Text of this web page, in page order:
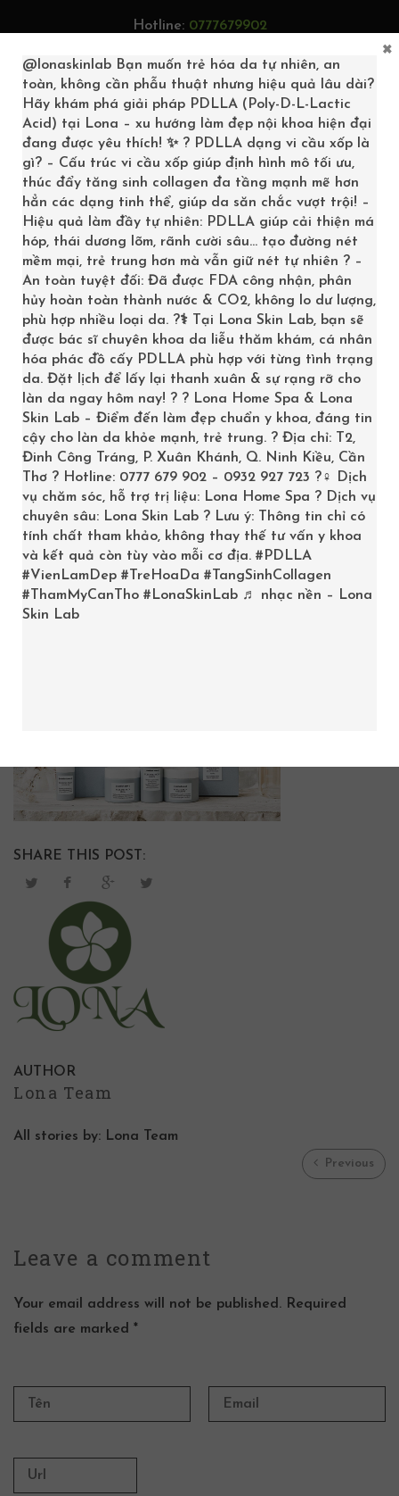
Hotline: 0777679902
0
COMFORTZONESUBLIME
Trang chủ /Chọn Mỹ phẩm/ Top 3 Shop Mỹ Phẩm Uy
Tín Tại Cần Thơ Chuyên Mỹ Phẩm Uy Tín/
comfortzonesublime
comfortzonesublime
SHARE THIS POST:
AUTHOR
Lona Team
All stories by: Lona Team
Previous
Leave a comment
Your email address will not be published. Required
fields are marked *
@lonaskinlab Bạn muốn trẻ hóa da tự nhiên, an
toàn, không cần phẫu thuật nhưng hiệu quả lâu dài?
Hãy khám phá giải pháp PDLLA (Poly-D-L-Lactic
Acid) tại Lona – xu hướng làm đẹp nội khoa hiện đại
đang được yêu thích! ✨ ? PDLLA dạng vi cầu xốp là
gì? – Cấu trúc vi cầu xốp giúp định hình mô tối ưu,
thúc đẩy tăng sinh collagen đa tầng mạnh mẽ hơn
hẳn các dạng tinh thể, giúp da săn chắc vượt trội! –
Hiệu quả làm đầy tự nhiên: PDLLA giúp cải thiện má
hóp, thái dương lõm, rãnh cười sâu… tạo đường nét
mềm mại, trẻ trung hơn mà vẫn giữ nét tự nhiên ? –
An toàn tuyệt đối: Đã được FDA công nhận, phân
hủy hoàn toàn thành nước & CO2, không lo dư lượng,
phù hợp nhiều loại da. ?‍⚕️ Tại Lona Skin Lab, bạn sẽ
được bác sĩ chuyên khoa da liễu thăm khám, cá nhân
hóa phác đồ cấy PDLLA phù hợp với từng tình trạng
da. Đặt lịch để lấy lại thanh xuân & sự rạng rỡ cho
làn da ngay hôm nay! ? ? Lona Home Spa & Lona
Skin Lab – Điểm đến làm đẹp chuẩn y khoa, đáng tin
cậy cho làn da khỏe mạnh, trẻ trung. ? Địa chỉ: T2,
Đinh Công Tráng, P. Xuân Khánh, Q. Ninh Kiều, Cần
Thơ ? Hotline: 0777 679 902 – 0932 927 723 ?‍♀️ Dịch
vụ chăm sóc, hỗ trợ trị liệu: Lona Home Spa ? Dịch vụ
chuyên sâu: Lona Skin Lab ? Lưu ý: Thông tin chỉ có
tính chất tham khảo, không thay thế tư vấn y khoa
và kết quả còn tùy vào mỗi cơ địa. #PDLLA
#VienLamDep #TreHoaDa #TangSinhCollagen
#ThamMyCanTho #LonaSkinLab ♬ nhạc nền – Lona
Skin Lab
×